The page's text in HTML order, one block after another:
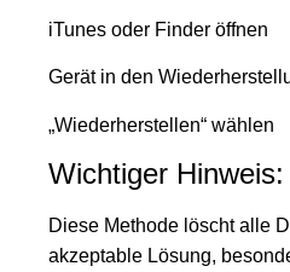
iTunes oder Finder öffnen
Gerät in den
„Wiederherstellen“ wählen
Wichtiger Hinweis:
Diese Methode löscht alle
akzeptable Lösung,